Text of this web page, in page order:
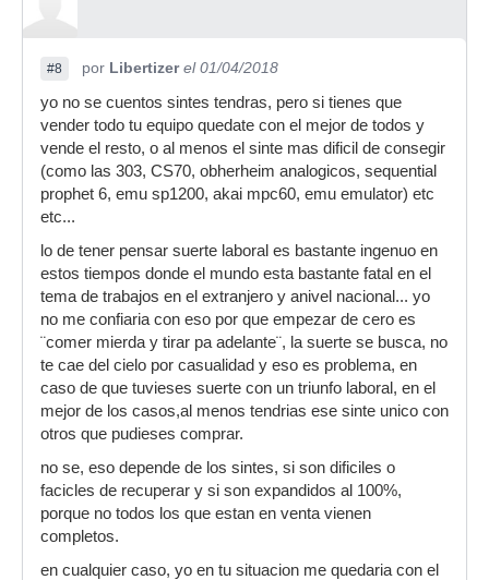
#8 por Libertizer el 01/04/2018
yo no se cuentos sintes tendras, pero si tienes que
vender todo tu equipo quedate con el mejor de todos y
vende el resto, o al menos el sinte mas dificil de consegir
(como las 303, CS70, obherheim analogicos, sequential
prophet 6, emu sp1200, akai mpc60, emu emulator) etc
etc...
lo de tener pensar suerte laboral es bastante ingenuo en
estos tiempos donde el mundo esta bastante fatal en el
tema de trabajos en el extranjero y anivel nacional... yo
no me confiaria con eso por que empezar de cero es
¨comer mierda y tirar pa adelante¨, la suerte se busca, no
te cae del cielo por casualidad y eso es problema, en
caso de que tuvieses suerte con un triunfo laboral, en el
mejor de los casos,al menos tendrias ese sinte unico con
otros que pudieses comprar.
no se, eso depende de los sintes, si son dificiles o
facicles de recuperar y si son expandidos al 100%,
porque no todos los que estan en venta vienen
completos.
en cualquier caso, yo en tu situacion me quedaria con el